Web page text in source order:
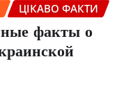
ЦІКАВО ФАКТИ
факты о